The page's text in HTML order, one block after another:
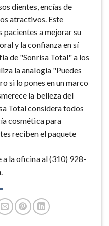
dientes, encías de
atractivos. Este
pacientes a mejorar su
y la confianza en sí
de "Sonrisa Total" a los
la analogía "Puedes
si lo pones en un marco
la belleza del
Total considera todos
cosmética para
reciben el paquete
a la oficina al (310) 928-